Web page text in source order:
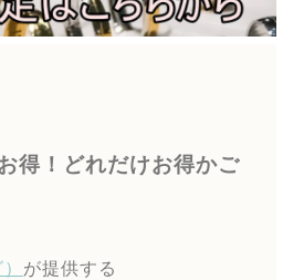
得！どれだけお得かご
が提供する